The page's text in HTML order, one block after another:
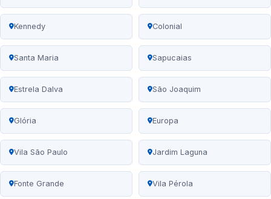
Kennedy Colonial
Santa Maria Sapucaias
Estrela Dalva São Joaquim
Glória Europa
Vila São Paulo Jardim Laguna
Fonte Grande Vila Pérola